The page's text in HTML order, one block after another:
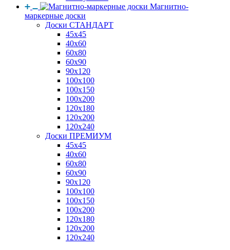
Магнитно-
маркерные доски
Доски СТАНДАРТ
45x45
40x60
60x80
60x90
90x120
100x100
100x150
100x200
120x180
120x200
120x240
Доски ПРЕМИУМ
45x45
40x60
60x80
60x90
90x120
100x100
100x150
100x200
120x180
120x200
120x240